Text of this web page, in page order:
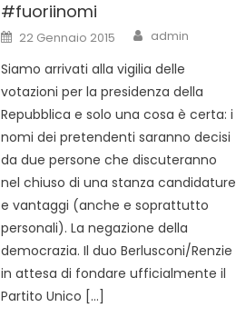
#fuoriinomi
Posted
on
22 Gennaio 2015 Author
admin
Siamo arrivati alla vigilia delle
votazioni per la presidenza della
Repubblica e solo una cosa è certa: i
nomi dei pretendenti saranno decisi
da due persone che discuteranno
nel chiuso di una stanza candidature
e vantaggi (anche e soprattutto
personali). La negazione della
democrazia. Il duo Berlusconi/Renzie
in attesa di fondare ufficialmente il
Partito Unico […]